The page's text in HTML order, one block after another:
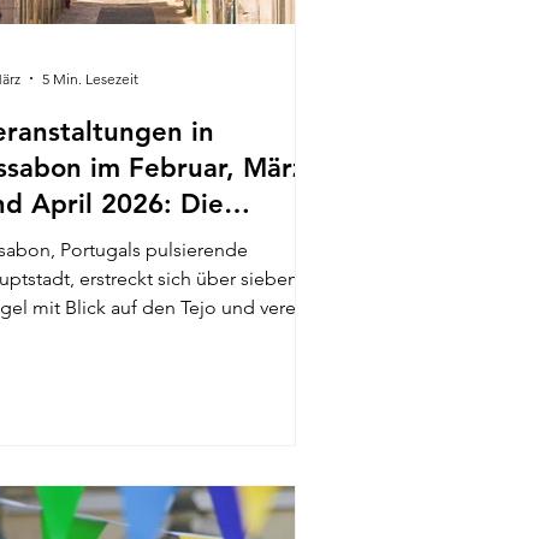
in
im Februar, März
April 2026: Die
Informationen
Portugals pulsierende
erstreckt sich über sieben
mit Blick auf den Tejo und vereint
und
bis hin zu
5 Min. Lesezeit